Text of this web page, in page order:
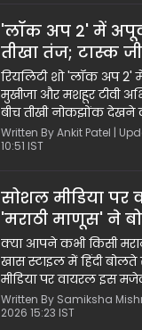
और भारी किराए के बीच
UPSC परीक्षा पास करने से
'लॉक अप 2' में
तीखा तंज; टास्क
पर शिवांगी जोशी
रियलिटी शो 'लॉक अप 2'
मुखीजा और मशहूर टीवी
बीच तीखी नोकझोंक देखने
चोपड़ा के खिलाफ एक
बाद जब शिवांगी भावुक
टीवी डेली सोप नहीं है जहाँ
जाए।
Written By Ankit Patel |
10:51 IST
सोशल मीडिया पर
'मराठी माणूस' ने
की हिंदी, तो
हुए लोग
क्या आपने कभी किसी
खास स्टाइल में हिंदी
मीडिया पर वायरल इस
कि कैसे एक वीडियो शूट के
प्रयास में 'खरखर', 'दुमडा'
Written By Samiksha
2026 15:23 IST